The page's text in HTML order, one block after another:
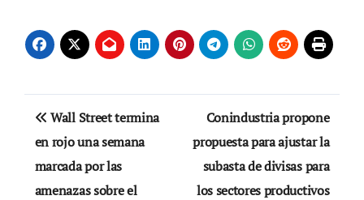
Navegación
de
entradas
Wall Street termina
en rojo una semana
marcada por las
amenazas sobre el
Conindustria propone
propuesta para ajustar la
subasta de divisas para
los sectores productivos